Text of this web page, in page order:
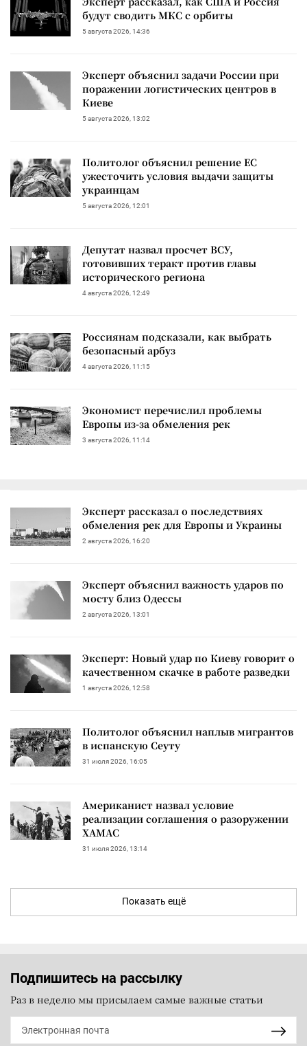
будут сводить МКС с орбиты
5 августа 2026, 14:36
Эксперт объяснил задачи России при
поражении логистических центров в
Киеве
5 августа 2026, 13:02
Политолог объяснил решение ЕС
ужесточить условия выдачи защиты
украинцам
5 августа 2026, 12:01
Депутат назвал просчет ВСУ,
готовивших теракт против главы
исторического региона
4 августа 2026, 12:49
Россиянам подсказали, как выбрать
безопасный арбуз
4 августа 2026, 11:15
Экономист перечислил проблемы
Европы из-за обмеления рек
3 августа 2026, 11:14
Эксперт рассказал о последствиях
обмеления рек для Европы и Украины
2 августа 2026, 16:20
Эксперт объяснил важность ударов по
мосту близ Одессы
2 августа 2026, 13:01
Эксперт: Новый удар по Киеву говорит о
качественном скачке в работе разведки
1 августа 2026, 12:58
Политолог объяснил наплыв мигрантов
в испанскую Сеуту
31 июля 2026, 16:05
Американист назвал условие
реализации соглашения о разоружении
ХАМАС
31 июля 2026, 13:14
Показать ещё
Подпишитесь на рассылку
Раз в неделю мы присылаем самые важные статьи